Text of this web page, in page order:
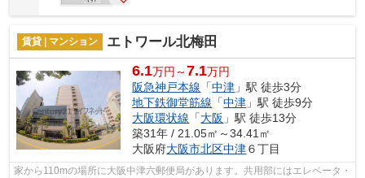
賃貸 | マンション エトワール北梅田
6.1万円～7.1万円
阪急神戸本線 「中津 」駅 徒歩3分
地下鉄御堂筋線 「中津 」駅 徒歩9分
大阪環状線 「大阪 」駅 徒歩13分
築31年 / 21.05㎡～34.41㎡
大阪府大阪市北区中津６丁目
家から110mの場所に大阪中津六郵便局があります。共用部にはエレベータ・